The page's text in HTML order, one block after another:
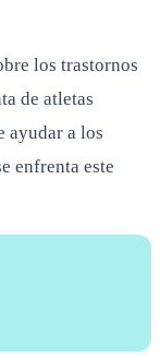
los trastornos
de atletas
ayudar a los
enfrenta este